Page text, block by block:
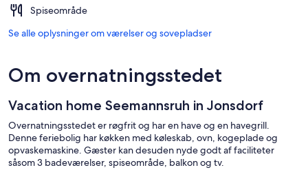
Spiseområde
Se alle oplysninger om værelser og sovepladser
Om overnatningsstedet
Vacation home Seemannsruh in Jonsdorf
Overnatningsstedet er røgfrit og har en have og en havegrill.
Denne feriebolig har køkken med køleskab, ovn, kogeplade og
opvaskemaskine. Gæster kan desuden nyde godt af faciliteter
såsom 3 badeværelser, spiseområde, balkon og tv.